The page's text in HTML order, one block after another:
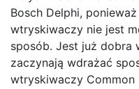
Bosch Delphi,
wtryskiwaczy nie jest
sposób. Jest już dobra
zaczynają wdrażać
wtryskiwaczy Common